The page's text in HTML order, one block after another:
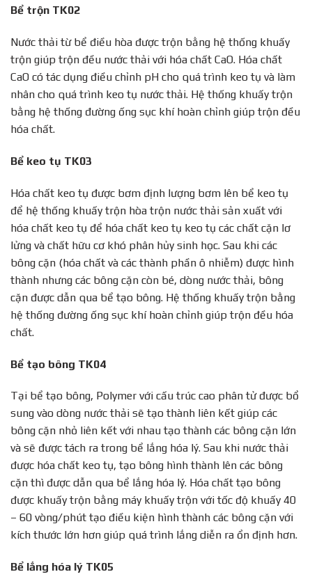
Bể trộn TK02
Nước thải từ bể điều hòa được trộn bằng hệ thống khuấy
trộn giúp trộn đều nước thải với hóa chất CaO. Hóa chất
CaO có tác dụng điều chỉnh pH cho quá trình keo tụ và làm
nhân cho quá trình keo tụ nước thải. Hệ thống khuấy trộn
bằng hệ thống đường ống sục khí hoàn chỉnh giúp trộn đều
hóa chất.
Bể keo tụ TK03
Hóa chất keo tụ được bơm định lượng bơm lên bể keo tụ
để hệ thống khuấy trộn hòa trộn nước thải sản xuất với
hóa chất keo tụ để hóa chất keo tụ keo tụ các chất cặn lơ
lửng và chất hữu cơ khó phân hủy sinh học. Sau khi các
bông cặn (hóa chất và các thành phần ô nhiễm) được hình
thành nhưng các bông cặn còn bé, dòng nước thải, bông
cặn được dẫn qua bể tạo bông. Hệ thống khuấy trộn bằng
hệ thống đường ống sục khí hoàn chỉnh giúp trộn đều hóa
chất.
Bể tạo bông TK04
Tại bể tạo bông, Polymer với cấu trúc cao phân tử được bổ
sung vào dòng nước thải sẽ tạo thành liên kết giúp các
bông cặn nhỏ liên kết với nhau tạo thành các bông cặn lớn
và sẽ được tách ra trong bể lắng hóa lý. Sau khi nước thải
được hóa chất keo tụ, tạo bông hình thành lên các bông
cặn thì được dẫn qua bể lắng hóa lý. Hóa chất tạo bông
được khuấy trộn bằng máy khuấy trộn với tốc độ khuấy 40
– 60 vòng/phút tạo điều kiện hình thành các bông cặn với
kích thước lớn hơn giúp quá trình lắng diễn ra ổn định hơn.
Bể lắng hóa lý TK05